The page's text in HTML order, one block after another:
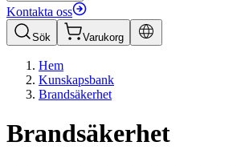
Kontakta oss
Sök Varukorg
Hem
Kunskapsbank
Brandsäkerhet
Brandsäkerhet